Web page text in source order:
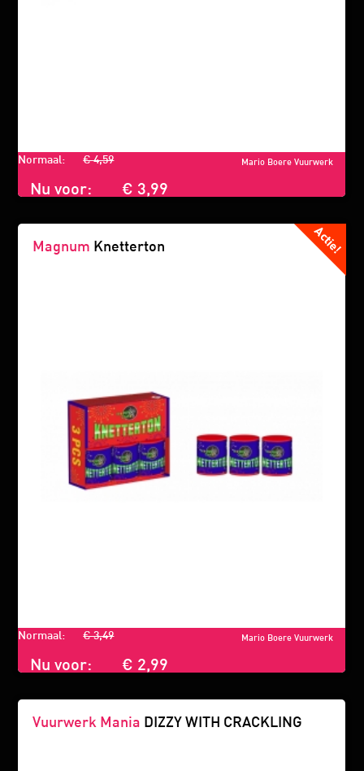
Mario Boere Vuurwerk
Normaal: € 4,59
Nu voor: € 3,99
Magnum Knetterton
Mario Boere Vuurwerk
Normaal: € 3,49
Nu voor: € 2,99
Vuurwerk Mania DIZZY WITH CRACKLING